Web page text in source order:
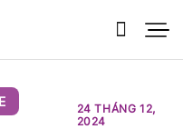
24 THÁNG 12,
2024